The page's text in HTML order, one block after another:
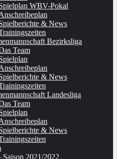
WBV-Pokal
& News
Bezirksliga
Team
& News
Landesliga
Team
& News
2021/2022